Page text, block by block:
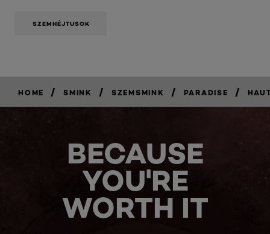
SZEMHÉJTUSOK
HOME / SMINK / SZEMSMINK / PARADISE /
BECAUSE
YOU'RE
WORTH IT